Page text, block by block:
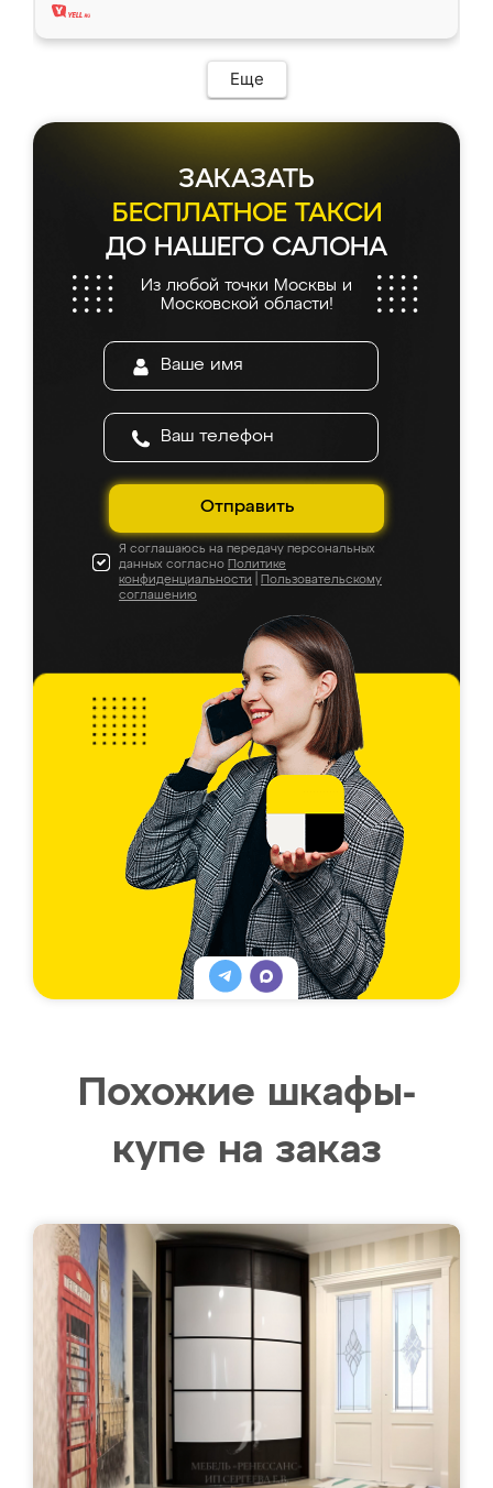
Еще
ЗАКАЗАТЬ
БЕСПЛАТНОЕ ТАКСИ
ДО НАШЕГО САЛОНА
Из любой точки Москвы и
Московской области!
Отправить
Я соглашаюсь на передачу персональных
данных согласно Политике
конфиденциальности
Пользовательскому
соглашению
Похожие шкафы-
купе на заказ